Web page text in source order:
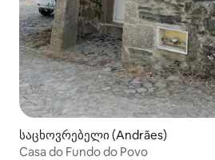
საცხოვრებელი (Andrães)
Casa do Fundo do Povo